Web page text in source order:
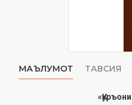
МАЪЛУМОТ ТАВСИЯ